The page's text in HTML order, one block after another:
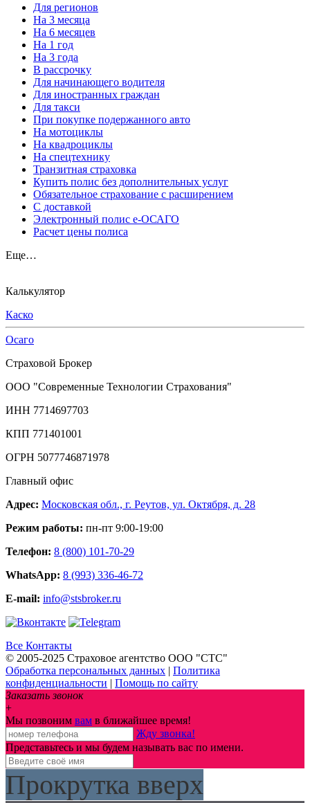
Для регионов
На 3 месяца
На 6 месяцев
На 1 год
На 3 года
В рассрочку
Для начинающего водителя
Для иностранных граждан
Для такси
При покупке подержанного авто
На мотоциклы
На квадроциклы
На спецтехнику
Транзитная страховка
Купить полис без дополнительных услуг
Обязательное страхование с расширением
С доставкой
Электронный полис е-ОСАГО
Расчет цены полиса
Еще…
Калькулятор
Каско
Осаго
Страховой Брокер
ООО "Современные Технологии Страхования"
ИНН 7714697703
КПП 771401001
ОГРН 5077746871978
Главный офис
Адрес: Московская обл., г. Реутов, ул. Октября, д. 28
Режим работы: пн-пт 9:00-19:00
Телефон: 8 (800) 101-70-29
WhatsApp: 8 (993) 336-46-72
E-mail: info@stsbroker.ru
Все Контакты
© 2005-2025 Страховое агентство ООО "СТС"
Обработка персональных данных | Политика
конфиденциальности | Помощь по сайту
Заказать звонок
+
Мы позвоним вам в ближайшее время!
Жду звонка!
Представьтесь и мы будем называть вас по имени.
Прокрутка вверх